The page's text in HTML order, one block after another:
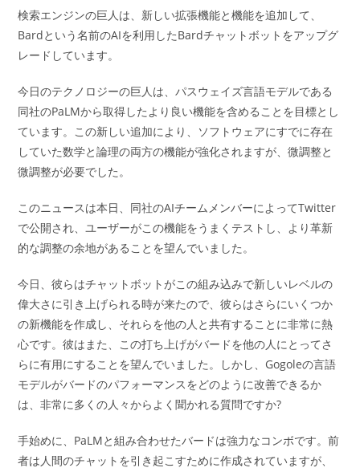
テ
ゴ
リ
ー:
検索エンジンの巨人は、新しい拡張機能と機能を追加して、
Bardという名前のAIを利用したBardチャットボットをアップグ
レードしています。
今日のテクノロジーの巨人は、パスウェイズ言語モデルである
同社のPaLMから取得したより良い機能を含めることを目標とし
ています。この新しい追加により、ソフトウェアにすでに存在
していた数学と論理の両方の機能が強化されますが、微調整と
微調整が必要でした。
このニュースは本日、同社のAIチームメンバーによってTwitter
で公開され、ユーザーがこの機能をうまくテストし、より革新
的な調整の余地があることを望んでいました。
今日、彼らはチャットボットがこの組み込みで新しいレベルの
偉大さに引き上げられる時が来たので、彼らはさらにいくつか
の新機能を作成し、それらを他の人と共有することに非常に熱
心です。彼はまた、この打ち上げがバードを他の人にとってさ
らに有用にすることを望んでいました。しかし、Gogoleの言語
モデルがバードのパフォーマンスをどのように改善できるか
は、非常に多くの人々からよく聞かれる質問ですか?
手始めに、PaLMと組み合わせたバードは強力なコンボです。前
者は人間のチャットを引き起こすために作成されていますが、